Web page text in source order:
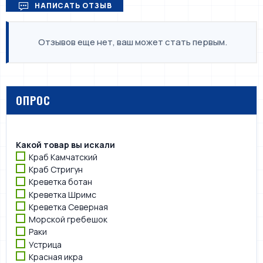
НАПИСАТЬ ОТЗЫВ
Отзывов еще нет, ваш может стать первым.
ОПРОС
Какой товар вы искали
Краб Камчатский
Краб Стригун
Креветка ботан
Креветка Шримс
Креветка Северная
Морской гребешок
Раки
Устрица
Красная икра